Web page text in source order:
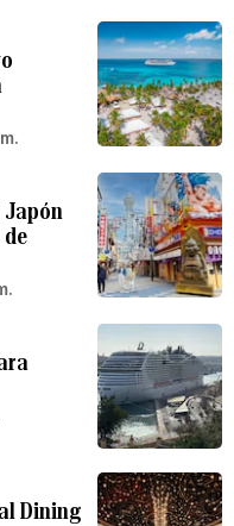
Japón
Dining